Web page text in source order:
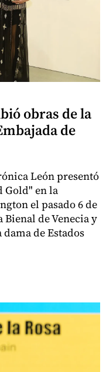
obras de la
de
León presentó
Gold" en la
el pasado 6 de
Bienal de Venecia y
de Estados